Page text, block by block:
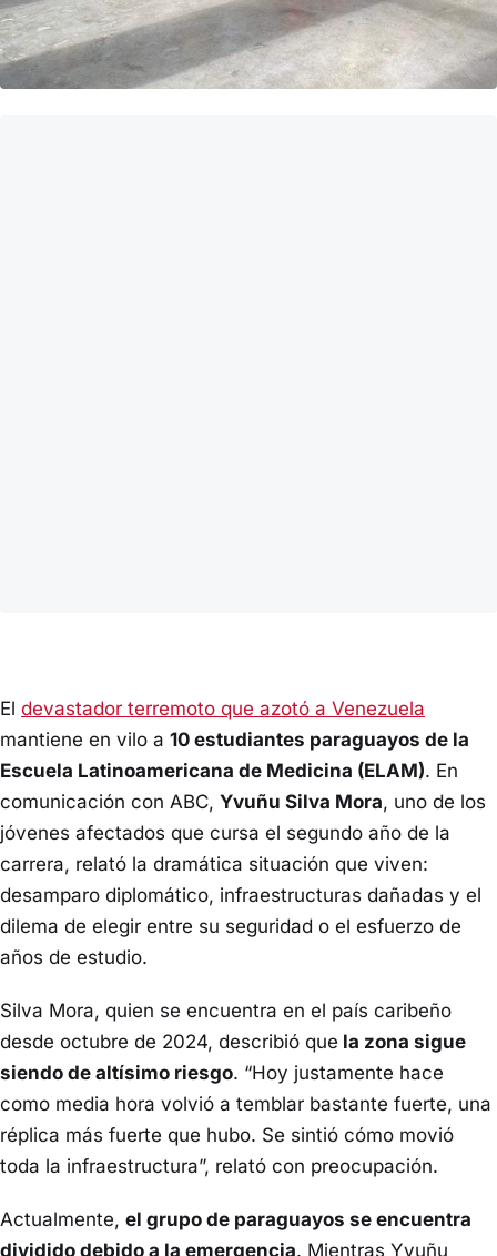
El devastador terremoto que azotó a Venezuela
mantiene en vilo a 10 estudiantes paraguayos de la
Escuela Latinoamericana de Medicina (ELAM). En
comunicación con ABC, Yvuñu Silva Mora, uno de los
jóvenes afectados que cursa el segundo año de la
carrera, relató la dramática situación que viven:
desamparo diplomático, infraestructuras dañadas y el
dilema de elegir entre su seguridad o el esfuerzo de
años de estudio.
Silva Mora, quien se encuentra en el país caribeño
desde octubre de 2024, describió que la zona sigue
siendo de altísimo riesgo. “Hoy justamente hace
como media hora volvió a temblar bastante fuerte, una
réplica más fuerte que hubo. Se sintió cómo movió
toda la infraestructura”, relató con preocupación.
Actualmente, el grupo de paraguayos se encuentra
dividido debido a la emergencia. Mientras Yvuñu